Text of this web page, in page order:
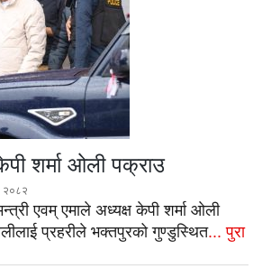
शर्मा ओली पक्राउ
२०८२
एवम् एमाले अध्यक्ष केपी शर्मा ओली
प्रहरीले भक्तपुरको गुण्डुस्थित... पुरा